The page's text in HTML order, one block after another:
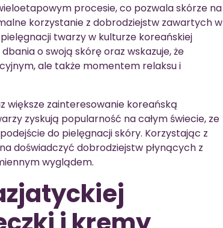
procesie, co pozwala skórze na
korzystanie z dobrodziejstw zawartych w
twarzy w kulturze koreańskiej
o swoją skórę oraz wskazuje, że
ale także momentem relaksu i
większe zainteresowanie koreańską
zyskują popularność na całym świecie, ze
do pielęgnacji skóry. Korzystając z
doświadczyć dobrodziejstw płynących z
wyglądem.